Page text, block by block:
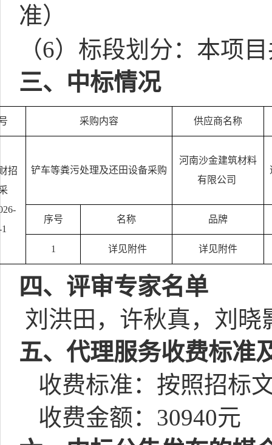
准）
（6）标段划分：本项
三、中标情况
采购内容 供应商名称
招
铲车等粪污处理及还田设备采购
河南沙金建筑材料
有限公司
序号 名称 品牌
1 详见附件 详见附件
四、评审专家名单
刘洪田，许秋真，刘晓
五、代理服务收费标准
收费标准：按照招标
收费金额： 30940元